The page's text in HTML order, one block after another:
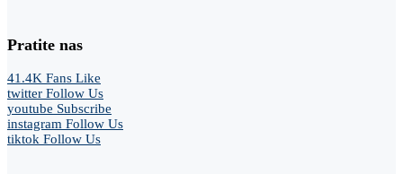
Pratite nas
41.4K Fans Like
twitter Follow Us
youtube Subscribe
instagram Follow Us
tiktok Follow Us